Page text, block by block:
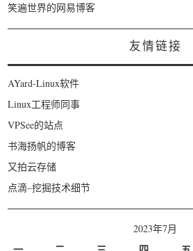
笑遍世界的网易博客
友情链接
AYard-Linux软件
Linux工程师同事
VPSee的站点
书海扬帆的博客
又拍云存储
点滴–挖掘技术细节
2023年7月